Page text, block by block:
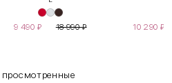
9 490 ₽ 18 990₽ 10 290 ₽